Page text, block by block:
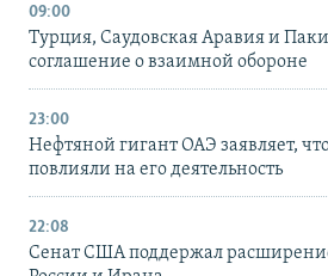
09:00
Турция, Саудовская Аравия и
соглашение о взаимной обороне
23:00
Нефтяной гигант ОАЭ заявляет,
повлияли на его деятельность
22:08
Сенат США поддержал